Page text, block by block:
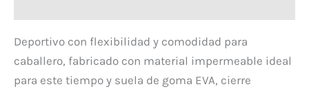
Deportivo con flexibilidad y comodidad para
caballero, fabricado con material impermeable ideal
para este tiempo y suela de goma EVA, cierre